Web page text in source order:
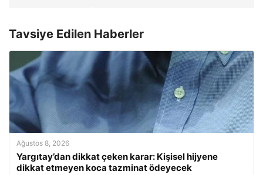
Tavsiye Edilen Haberler
Ağustos 8, 2026
Yargıtay’dan dikkat çeken karar: Kişisel hijyene
dikkat etmeyen koca tazminat ödeyecek